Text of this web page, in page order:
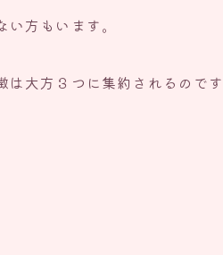
方もいます。
大方３つに集約されるのです